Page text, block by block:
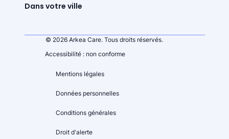
Dans votre ville
© 2026 Arkea Care. Tous droits réservés.
Accessibilité : non conforme
Mentions légales
Données personnelles
Conditions générales
Droit d'alerte